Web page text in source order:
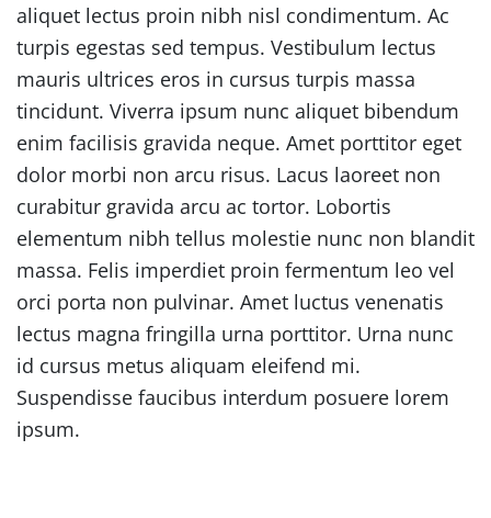
aliquet lectus proin nibh nisl condimentum. Ac
turpis egestas sed tempus. Vestibulum lectus
mauris ultrices eros in cursus turpis massa
tincidunt. Viverra ipsum nunc aliquet bibendum
enim facilisis gravida neque. Amet porttitor eget
dolor morbi non arcu risus. Lacus laoreet non
curabitur gravida arcu ac tortor. Lobortis
elementum nibh tellus molestie nunc non blandit
massa. Felis imperdiet proin fermentum leo vel
orci porta non pulvinar. Amet luctus venenatis
lectus magna fringilla urna porttitor. Urna nunc
id cursus metus aliquam eleifend mi.
Suspendisse faucibus interdum posuere lorem
ipsum.